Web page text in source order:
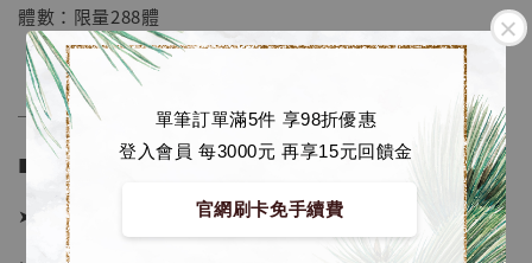
單筆訂單滿5件 享98折優惠
登入會員 每3000元 再享15元回饋金
官網刷卡免手續費
體數：限量288體
──────────────
■ 販售資訊 (Price in TWD)：
➤ 價格 6580元 (訂金3280)